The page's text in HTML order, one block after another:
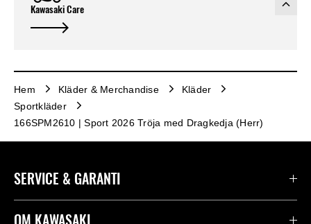
Kawasaki Care
Hem Kläder & Merchandise
Kläder
Sportkläder
166SPM2610 | Sport 2026 Tröja med Dragkedja (Herr)
SERVICE & GARANTI
Kontakta oss
OM KAWASAKI